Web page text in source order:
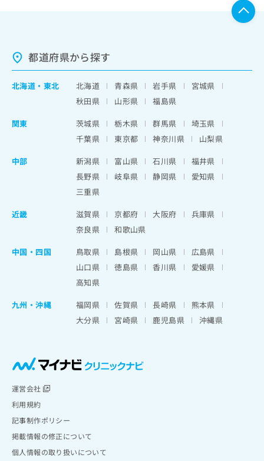
都道府県から探す
北海道 ・ 東北 北海道 青森県 岩手県
宮城県
秋田県
山形県
福島県
関東
茨城県 栃木県 群馬県
埼玉県
千葉県
東京都 神奈川県
山梨県
中部
新潟県 富山県 石川県
福井県
長野県
岐阜県 静岡県
愛知県
三重県
近畿
滋賀県 京都府 大阪府
兵庫県
奈良県
和歌山県
中国・四国
鳥取県 島根県 岡山県
広島県
山口県
徳島県 香川県
愛媛県
高知県
九州・沖縄
福岡県 佐賀県 長崎県
熊本県
大分県
宮崎県 鹿児島県 沖縄県
運営会社
利用規約
記事制作ポリシー
掲載情報の修正について
個人情報の取り扱いについて